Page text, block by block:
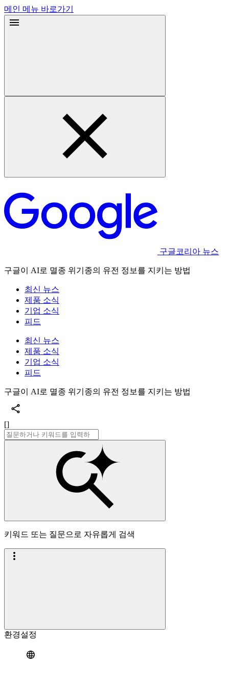
메인 메뉴 바로가기
구글코리아 뉴스
구글이 AI로 멸종 위기종의 유전 정보를 지키는 방법
최신 뉴스
제품 소식
기업 소식
피드
최신 뉴스
제품 소식
기업 소식
피드
구글이 AI로 멸종 위기종의 유전 정보를 지키는 방법
[]
키워드 또는 질문으로 자유롭게 검색
환경설정